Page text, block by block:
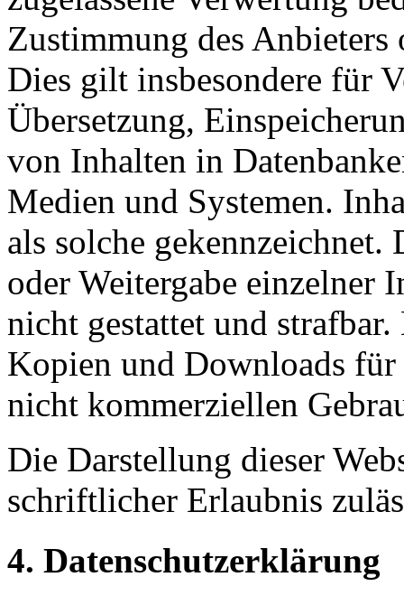
Zustimmung des
Dies gilt insbesondere für
Übersetzung,
von Inhalten in
Medien und Systemen.
als solche
oder Weitergabe einzelner
nicht gestattet und
Kopien und Downloads
nicht kommerziellen
Die Darstellung dieser
schriftlicher Erlaubnis
4. Datenschutzerklärung